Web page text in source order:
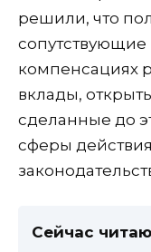
решили, что
компенсациях
вклады,
сделанные до
сферы
Сейчас